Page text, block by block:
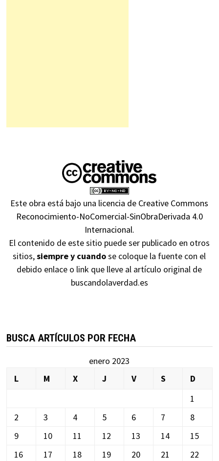
Este obra está bajo una licencia de Creative Commons
Reconocimiento-NoComercial-SinObraDerivada 4.0
Internacional.
El contenido de este sitio puede ser publicado en otros
sitios,siempre y cuandose coloque la fuente con el
debido enlace o link que lleve al artículo original de
buscandolaverdad.es
BUSCA ARTÍCULOS POR FECHA
enero 2023
L
M X J V S
D
1
2
3 4 5 6 7
8
9
10 11 12 13 14
15
16
17 18 19 20 21 22